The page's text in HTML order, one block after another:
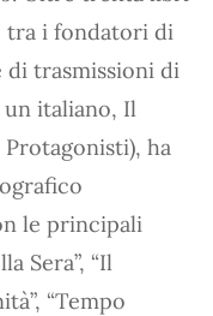
tra i fondatori di
di trasmissioni di
un italiano, Il
ha
le principali
Sera”, “Il
“Tempo